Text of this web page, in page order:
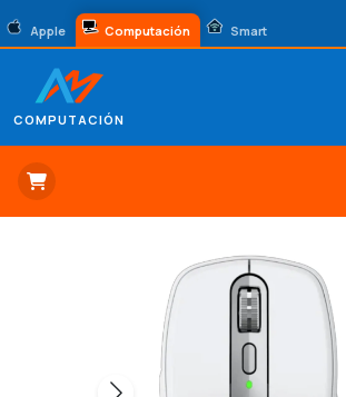
Apple Computación Smart
COMPUTACIÓN